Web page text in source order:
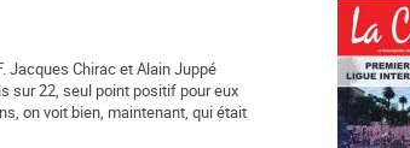
Jacques Chirac et Alain Juppé
sur 22, seul point positif pour eux
on voit bien, maintenant, qui était